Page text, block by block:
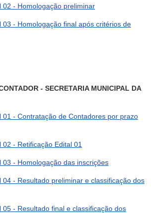
02 - Homologação preliminar
03 - Homologação final após critérios de
- SECRETARIA MUNICIPAL DA
01 - Contratação de Contadores por prazo
- Retificação Edital 01
03 - Homologação das inscrições
04 - Resultado preliminar e classificação dos
05 - Resultado final e classificação dos